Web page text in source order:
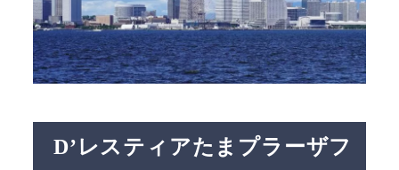
D’レスティアたまプラーザフ